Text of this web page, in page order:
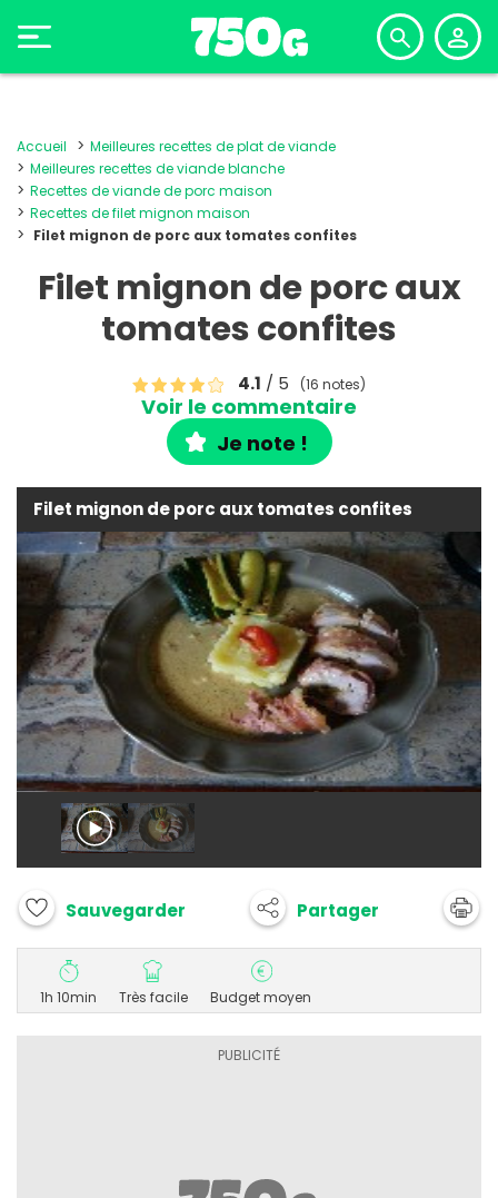
Accueil
Meilleures recettes de plat de viande
Meilleures recettes de viande blanche
Recettes de viande de porc maison
Recettes de filet mignon maison
Filet mignon de porc aux tomates confites
Filet mignon de porc aux
tomates confites
4.1 / 5 (16 notes)
Voir le commentaire
Je note !
Filet mignon de porc aux tomates confites
Sauvegarder Partager
1h 10min Très facile Budget moyen